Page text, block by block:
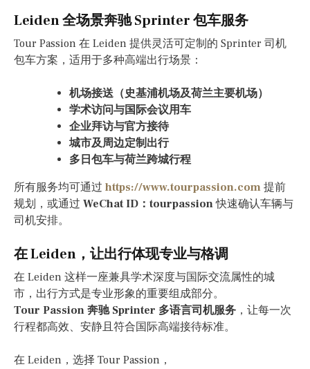
Leiden 全场景奔驰 Sprinter 包车服务
Tour Passion 在 Leiden 提供灵活可定制的 Sprinter 司机
包车方案，适用于多种高端出行场景：
机场接送（史基浦机场及荷兰主要机场）
学术访问与国际会议用车
企业拜访与官方接待
城市及周边定制出行
多日包车与荷兰跨城行程
所有服务均可通过 https://www.tourpassion.com 提前
规划，或通过 WeChat ID：tourpassion快速确认车辆与
司机安排。
在 Leiden，让出行体现专业与格调
在 Leiden 这样一座兼具学术深度与国际交流属性的城
市，出行方式是专业形象的重要组成部分。
Tour Passion 奔驰 Sprinter 多语言司机服务 ，让每一次
行程都高效、安静且符合国际高端接待标准。
在 Leiden，选择 Tour Passion，